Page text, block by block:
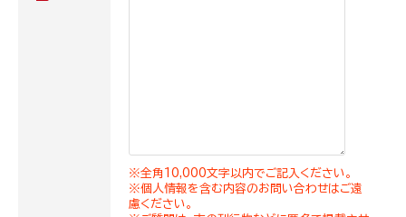
※全角10,000文字以内でご記入ください。
※個人情報を含む内容のお問い合わせはご遠
慮ください。